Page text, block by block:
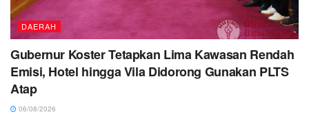
DAERAH
Gubernur Koster Tetapkan Lima Kawasan Rendah
Emisi, Hotel hingga Vila Didorong Gunakan PLTS
Atap
06/08/2026